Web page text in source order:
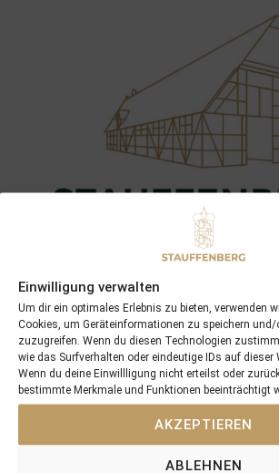
Einwilligung verwalten
Um dir ein optimales Erlebnis zu bieten, verwenden
Cookies, um Geräteinformationen zu speichern
zuzugreifen. Wenn du diesen Technologien
wie das Surfverhalten oder eindeutige IDs auf dieser
Wenn du deine Einwillligung nicht erteilst oder
bestimmte Merkmale und Funktionen beeinträchtigt
AKZEPTIEREN
ABLEHNEN